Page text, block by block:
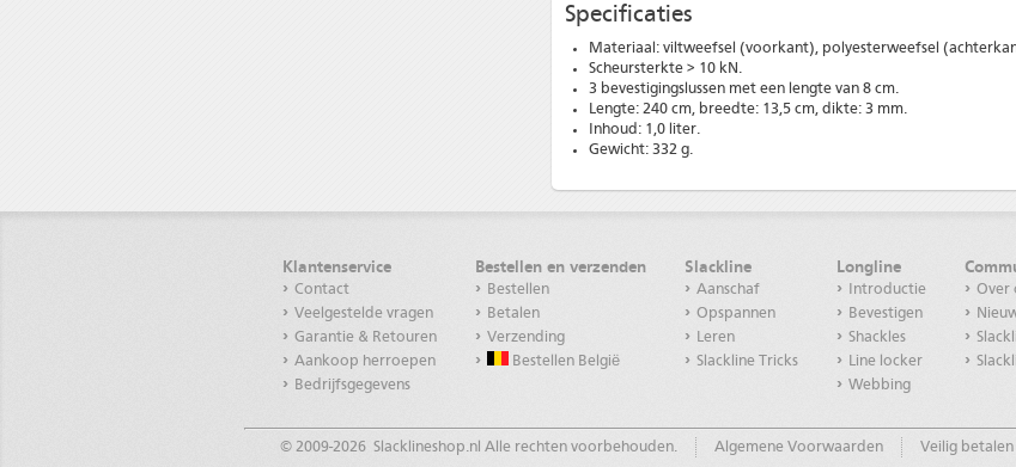
Specificaties
Materiaal: viltweefsel (voorkant), polyesterweefsel
Scheursterkte > 10 kN.
3 bevestigingslussen met een lengte van 8 cm.
Lengte: 240 cm, breedte: 13,5 cm, dikte: 3 mm.
Inhoud: 1,0 liter.
Gewicht: 332 g.
Klantenservice
Contact
Veelgestelde vragen
Garantie & Retouren
Aankoop herroepen
Bedrijfsgegevens
Bestellen en verzenden
Bestellen
Betalen
Verzending
Bestellen België
Slackline
Aanschaf
Opspannen
Leren
Slackline Tricks
Longline
Introductie
Bevestigen
Shackles
Line locker
Webbing
Over
© 2009-2026 Slacklineshop.nl Alle rechten voorbehouden. Algemene Voorwaarden Veilig